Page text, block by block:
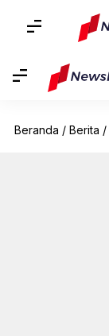
Beranda / Berita /